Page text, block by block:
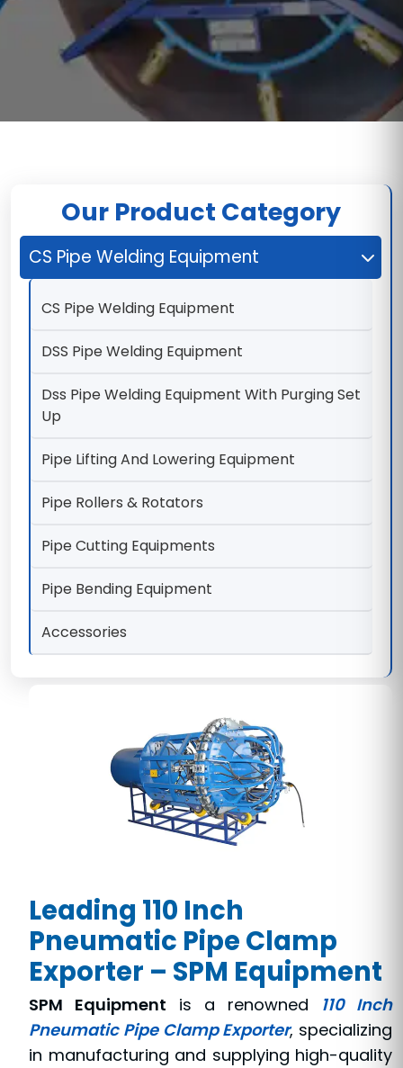
Our Product Category
CS Pipe Welding Equipment
CS Pipe Welding Equipment
DSS Pipe Welding Equipment
Dss Pipe Welding Equipment With Purging Set
Up
Pipe Lifting And Lowering Equipment
Pipe Rollers & Rotators
Pipe Cutting Equipments
Pipe Bending Equipment
Accessories
Leading 110 Inch
Pneumatic Pipe Clamp
Exporter – SPM Equipment
SPM Equipment is a renowned 110 Inch
Pneumatic Pipe Clamp Exporter, specializing
in manufacturing and supplying high-quality